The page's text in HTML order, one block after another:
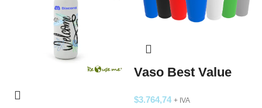
Vaso Best Value
$3.764,74 + IVA